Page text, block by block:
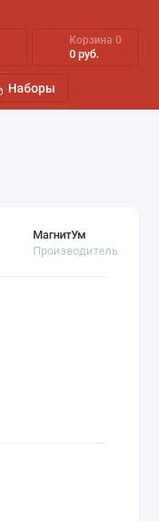
Корзина 0
0 руб.
Наборы
МагнитУм
Производитель